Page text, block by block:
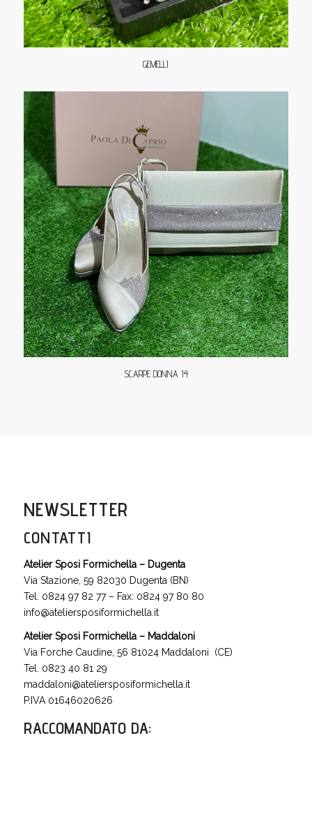
GEMELLI
SCARPE DONNA 14
NEWSLETTER
CONTATTI
Atelier Sposi Formichella – Dugenta
Via Stazione, 59 82030 Dugenta (BN)
Tel. 0824 97 82 77 – Fax: 0824 97 80 80
info@ateliersposiformichella.it
Atelier Sposi Formichella – Maddaloni
Via Forche Caudine, 56 81024 Maddaloni (CE)
Tel. 0823 40 81 29
maddaloni@ateliersposiformichella.it
P.IVA 01646020626
RACCOMANDATO DA: